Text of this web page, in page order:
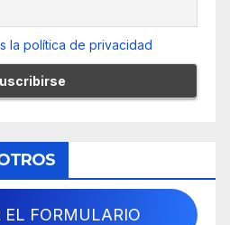
la política de privacidad
EL FORMULARIO